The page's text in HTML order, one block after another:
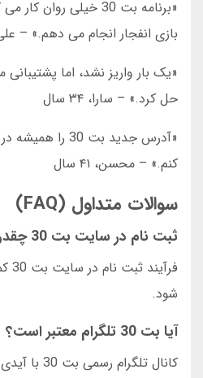
بازی انفجار انجام می دهم.» – علی، ۲۸
حل کرد.» – سارا، ۳۴ سال
«آدرس جدید بت 30
کنم.» – محسن، ۴۱ سال
سوالات متداول (FAQ)
ثبت نام در سایت بت 30 چقدر طول می کشد؟
شود.
آیا بت 30 تلگرام معتبر است؟